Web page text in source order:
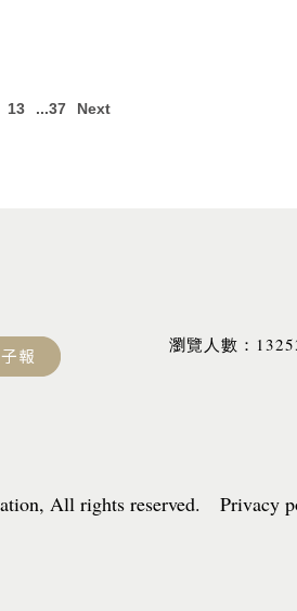
13 ...37 Next
All rights reserved. Privacy
瀏覽人數：